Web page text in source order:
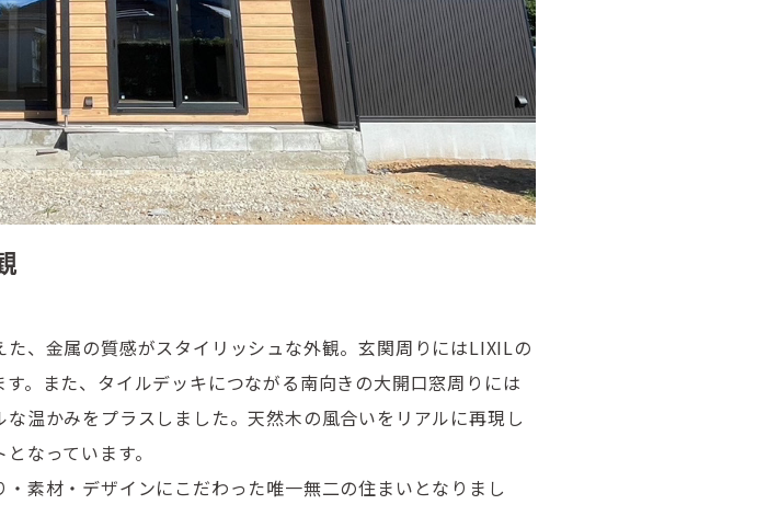
、金属の質感がスタイリッシュな外観。玄関周りにはLIXILの
。また、タイルデッキにつながる南向きの大開口窓周りには
温かみをプラスしました。天然木の風合いをリアルに再現し
なっています。
素材・デザインにこだわった唯一無二の住まいとなりまし